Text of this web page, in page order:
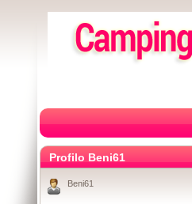
Profilo Beni61
Beni61